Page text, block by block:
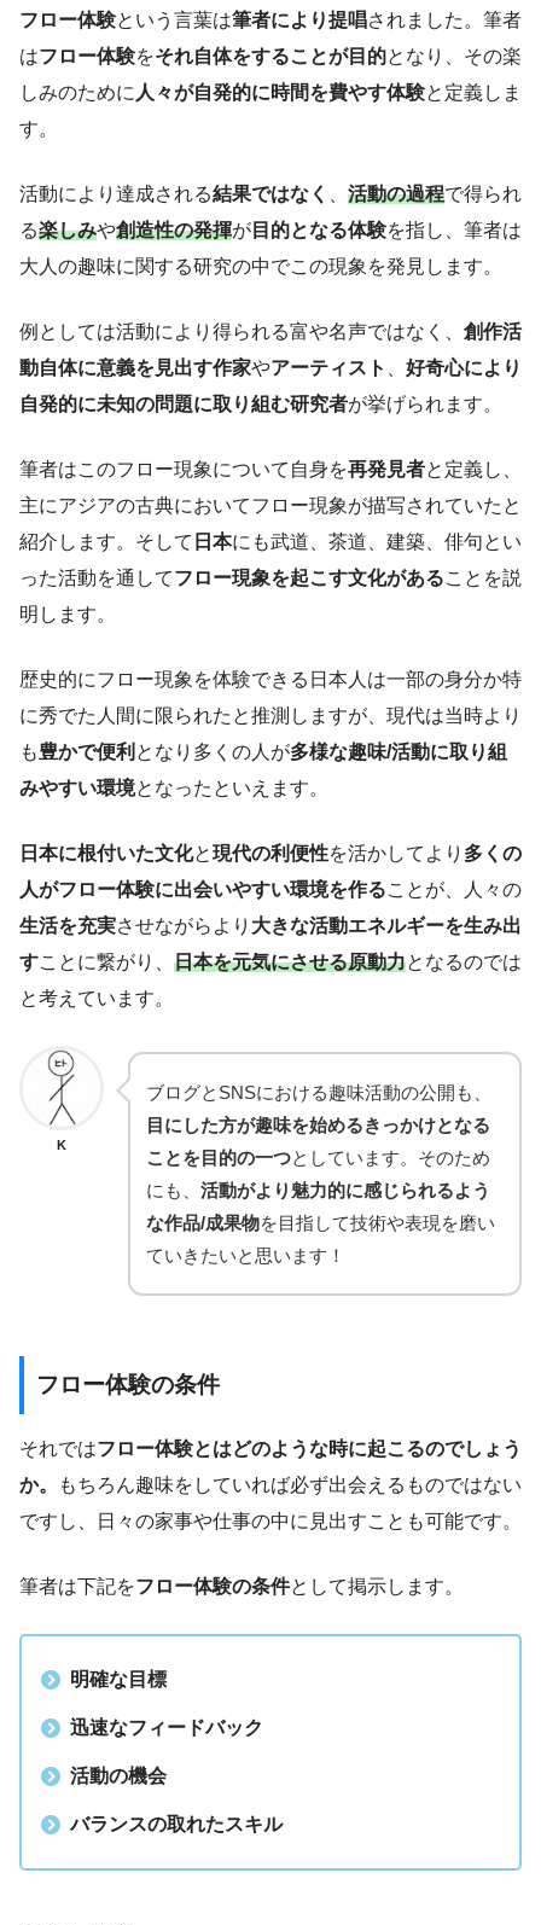
フロー体験という言葉は筆者により提唱されました。筆者
はフロー体験をそれ自体をすることが目的となり、その楽
しみのために 人々が自発的に時間を費やす体験と定義しま
す。
活動により達成される結果ではなく 活動の過程で得られ
る楽しみや創造性の発揮が 目的となる体験を指し、筆者は
大人の趣味に関する研究の中でこの現象を発見します。
例としては活動により得られる富や名声ではなく、 創作活
動自体に意義を見出す作家やアーティスト
好奇心により
自発的に未知の問題に取り組む研究者が挙げられます。
筆者はこのフロー現象について自身を再発見者と定義し、
主にアジアの古典においてフロー現象が描写されていたと
紹介します。そして 日本にも武道、茶道、建築、俳句とい
った活動を通してフロー現象を起こす文化があることを説
明します。
歴史的にフロー現象を体験できる日本人は一部の身分か特
に秀でた人間に限られたと推測しますが、現代は当時より
も豊かで便利 となり多くの人が多様な趣味/活動に取り組
みやすい環境となったといえます。
日本に根付いた文化と現代の利便性を活かしてより 多くの
人がフロー体験に出会いやすい環境を作ることが、人々の
生活を充実させながらより 大きな活動エネルギーを生み出
すことに繋がり、 日本を元気にさせる原動力となるのでは
と考えています。
K
ブログとSNSにおける趣味活動の公開も、
目にした方が趣味を始めるきっかけとなる
ことを目的の一つとしています。そのため
にも、 活動がより魅力的に感じられるよう
な作品/成果物を目指して技術や表現を磨い
ていきたいと思います！
フロー体験の条件
それではフロー体験とはどのような時に起こるのでしょう
か。
もちろん趣味をしていれば必ず出会えるものではない
ですし、日々の家事や仕事の中に見出すことも可能です。
筆者は下記をフロー体験の条件として掲示します。
明確な目標
迅速なフィードバック
活動の機会
バランスの取れたスキル